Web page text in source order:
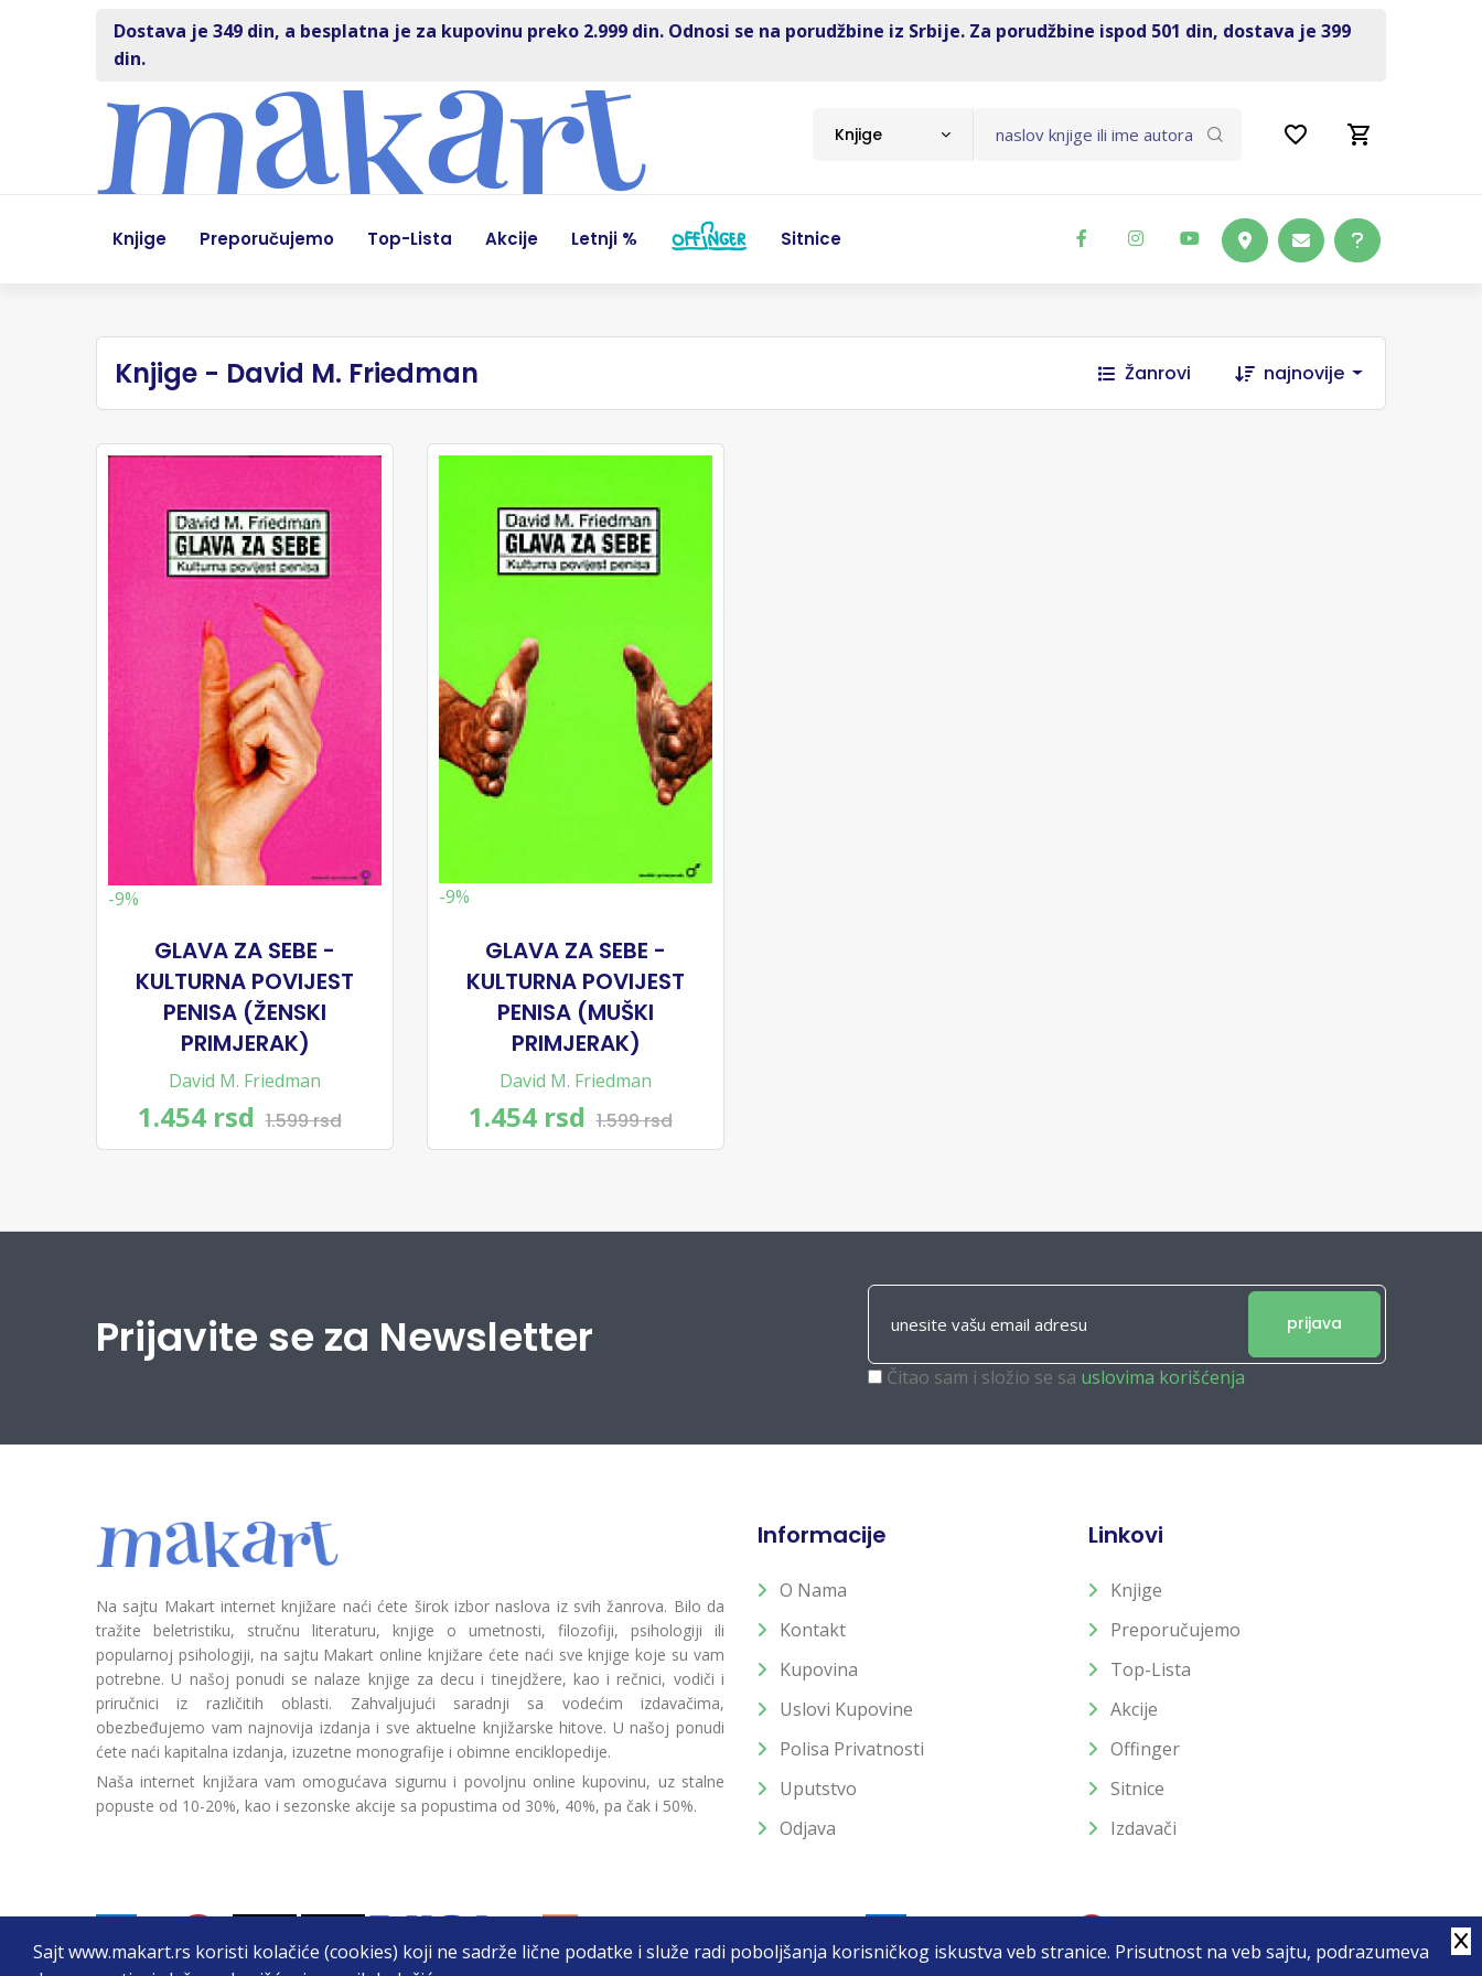
Sajt www.makart.rs koristi kolačiće (cookies) koji ne sadrže lične podatke i služe radi poboljšanja korisničkog iskustva veb stranice. Prisutnost na veb sajtu, podrazumeva
Dostava je 349 din, a besplatna je za kupovinu preko 2.999 din. Odnosi se na porudžbine iz Srbije. Za porudžbine ispod 501 din, dostava je 399
din.
Knjige
Knjige Preporučujemo Top-Lista Akcije Letnji % Sitnice
Knjige - David M. Friedman Žanrovi najnovije
-9%
GLAVA ZA SEBE -
KULTURNA POVIJEST
PENISA (ŽENSKI
PRIMJERAK)
David M. Friedman
1.454 rsd 1.599 rsd
-9%
GLAVA ZA SEBE -
KULTURNA POVIJEST
PENISA (MUŠKI
PRIMJERAK)
David M. Friedman
1.454 rsd 1.599 rsd
Prijavite se za Newsletter prijava
Čitao sam i složio se sa uslovima korišćenja
Na sajtu Makart internet knjižare naći ćete širok izbor naslova iz svih žanrova. Bilo da
tražite beletristiku, stručnu literaturu, knjige o umetnosti, filozofiji, psihologiji ili
popularnoj psihologiji, na sajtu Makart online knjižare ćete naći sve knjige koje su vam
potrebne. U našoj ponudi se nalaze knjige za decu i tinejdžere, kao i rečnici, vodiči i
priručnici iz različitih oblasti. Zahvaljujući saradnji sa vodećim izdavačima,
obezbeđujemo vam najnovija izdanja i sve aktuelne knjižarske hitove. U našoj ponudi
ćete naći kapitalna izdanja, izuzetne monografije i obimne enciklopedije.
Naša internet knjižara vam omogućava sigurnu i povoljnu online kupovinu, uz stalne
popuste od 10-20%, kao i sezonske akcije sa popustima od 30%, 40%, pa čak i 50%.
Informacije
O Nama
Kontakt
Kupovina
Uslovi Kupovine
Polisa Privatnosti
Uputstvo
Odjava
Linkovi
Knjige
Preporučujemo
Top-Lista
Akcije
Offinger
Sitnice
Izdavači